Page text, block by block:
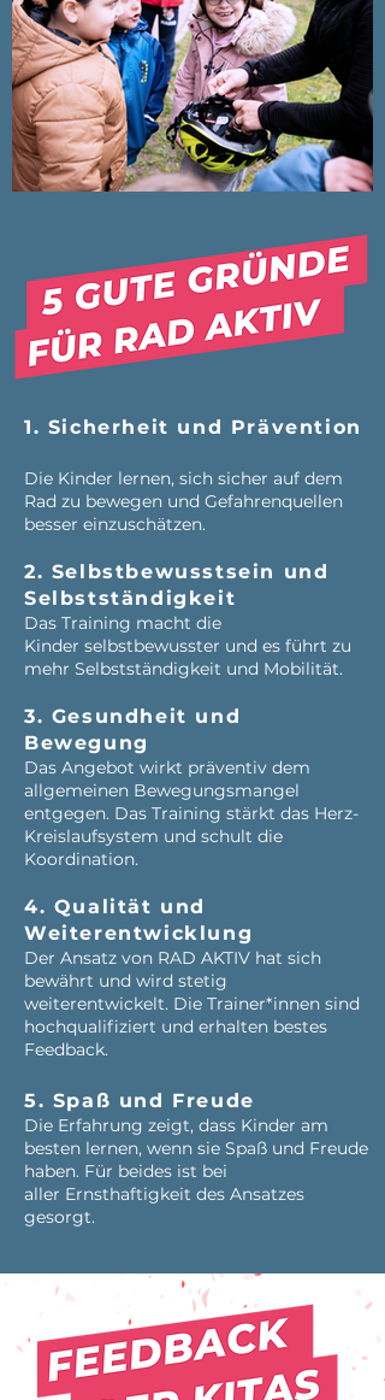
1. Sicherheit und Prävention
Die Kinder lernen, sich sicher auf dem
Rad zu bewegen und Gefahrenquellen
besser einzuschätzen.
2. Selbstbewusstsein und
Selbstständigkeit
Das Training macht die
Kinder selbstbewusster und es führt zu
mehr Selbstständigkeit und Mobilität.
3. Gesundheit und
Bewegung
Das Angebot wirkt präventiv dem
allgemeinen Bewegungsmangel
entgegen. Das Training stärkt das Herz-
Kreislaufsystem und schult die
Koordination.
4. Qualität und
Weiterentwicklung
Der Ansatz von RAD AKTIV hat sich
bewährt und wird stetig
weiterentwickelt. Die Trainer*innen sind
hochqualifiziert und erhalten bestes
Feedback.
5. Spaß und Freude
Die Erfahrung zeigt, dass Kinder am
besten lernen, wenn sie Spaß und Freude
haben. Für beides ist bei
aller Ernsthaftigkeit des Ansatzes
gesorgt.